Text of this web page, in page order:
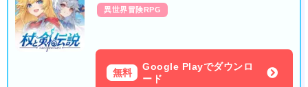
異世界冒険RPG
無料
Google Playでダウンロ
ード